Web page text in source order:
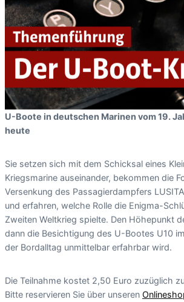
U-Boote in deutschen Marinen vom 19.
heute
Sie setzen sich mit dem Schicksal eines
Kriegsmarine auseinander, bekommen die
Versenkung des Passagierdampfers
und erfahren, welche Rolle die Enigma-
Zweiten Weltkrieg spielte. Den Höhepunkt
dann die Besichtigung des U-Bootes U10
der Bordalltag unmittelbar erfahrbar wird.
Die Teilnahme kostet 2,50 Euro zuzüglich
Bitte reservieren Sie über unseren